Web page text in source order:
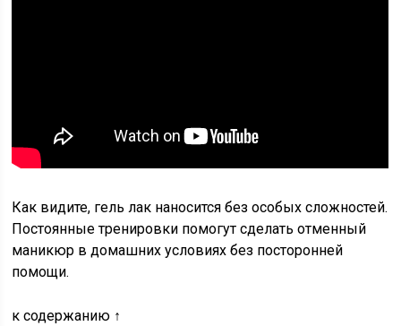
Как видите, гель лак наносится без особых сложностей.
Постоянные тренировки помогут сделать отменный
маникюр в домашних условиях без посторонней
помощи.
к содержанию ↑